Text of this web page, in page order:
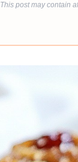
This post may contain